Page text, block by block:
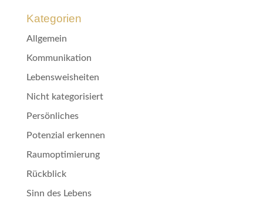
Kategorien
Allgemein
Kommunikation
Lebensweisheiten
Nicht kategorisiert
Persönliches
Potenzial erkennen
Raumoptimierung
Rückblick
Sinn des Lebens